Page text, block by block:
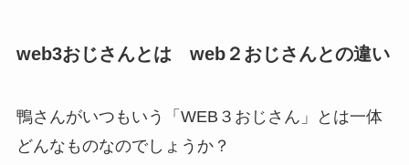
web3おじさんとは web２おじさんとの違い
鴨さんがいつもいう「WEB３おじさん」とは一体
どんなものなのでしょうか？